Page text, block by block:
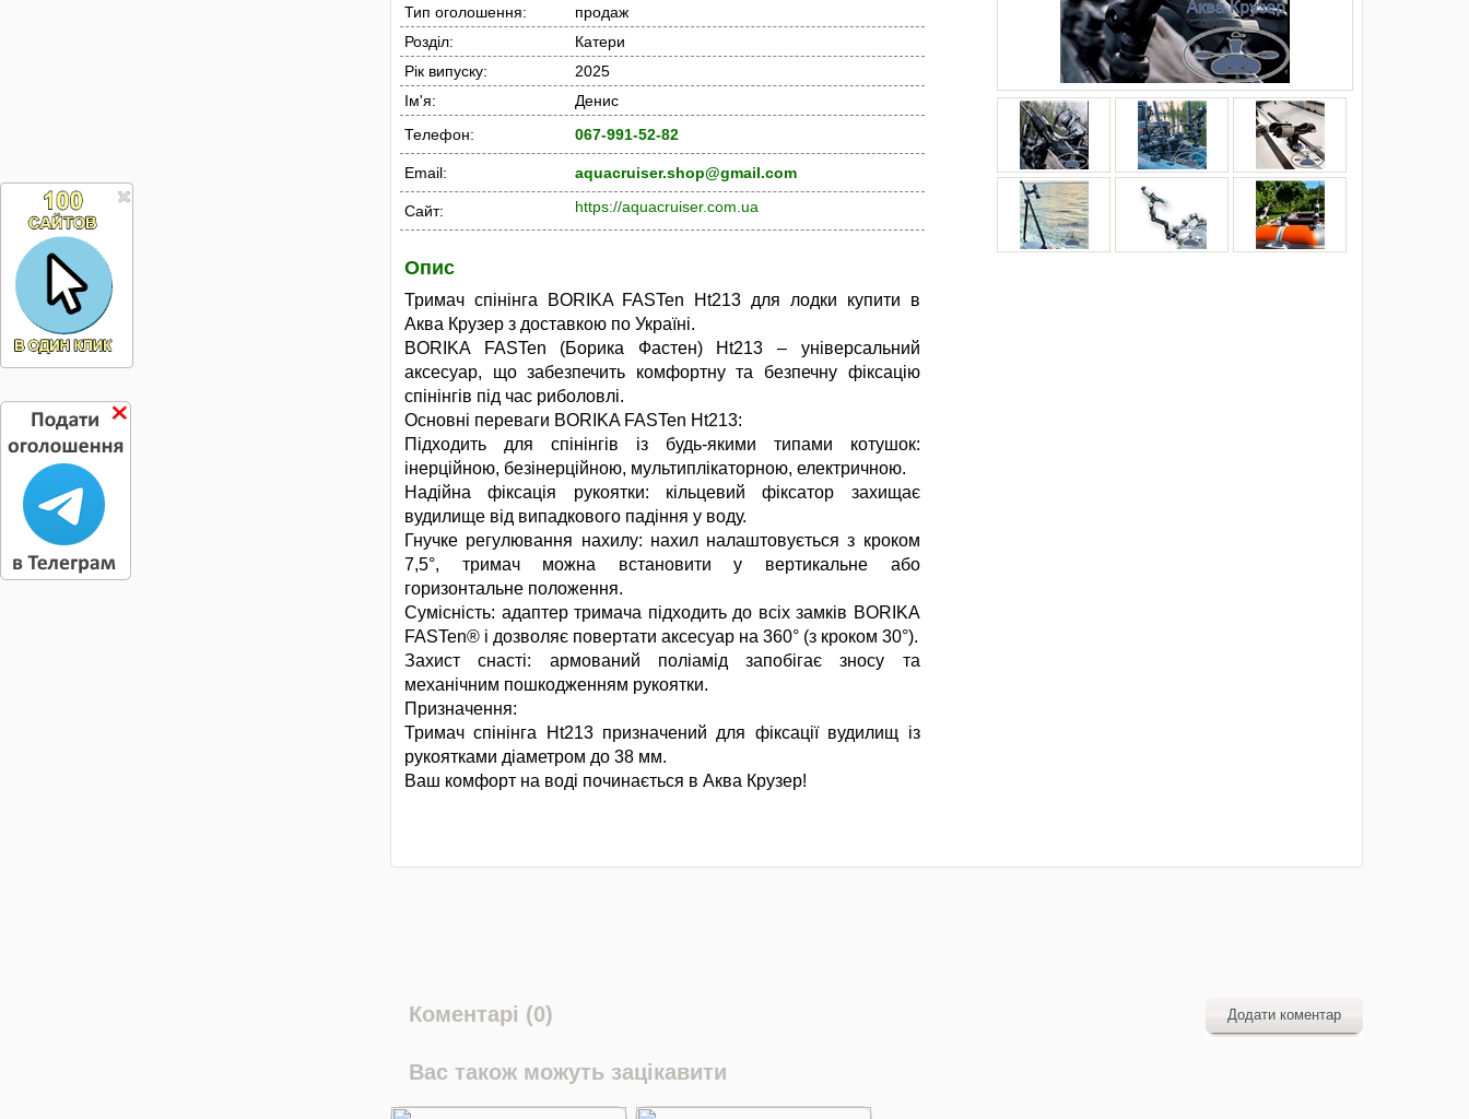
Тип оголошення:
продаж
Розділ:
Катери
Рік випуску:
2025
Ім'я:
Денис
Телефон:
067-991-52-82
Email: aquacruiser.shop@gmail.com
Сайт: https://aquacruiser.com.ua
Опис
Тримач спінінга BORIKA FASTen Ht213 для лодки купити в
Аква Крузер з доставкою по Україні.
BORIKA FASTen (Борика Фастен) Ht213 – універсальний
аксесуар, що забезпечить комфортну та безпечну фіксацію
спінінгів під час риболовлі.
Основні переваги BORIKA FASTen Ht213:
Підходить для спінінгів із будь-якими типами котушок:
інерційною, безінерційною, мультиплікаторною, електричною.
Надійна фіксація рукоятки: кільцевий фіксатор захищає
вудилище від випадкового падіння у воду.
Гнучке регулювання нахилу: нахил налаштовується з кроком
7,5°, тримач можна встановити у вертикальне або
горизонтальне положення.
Сумісність: адаптер тримача підходить до всіх замків BORIKA
FASTen® і дозволяє повертати аксесуар на 360° (з кроком 30°).
Захист снасті: армований поліамід запобігає зносу та
механічним пошкодженням рукоятки.
Призначення:
Тримач спінінга Ht213 призначений для фіксації вудилищ із
рукоятками діаметром до 38 мм.
Ваш комфорт на воді починається в Аква Крузер!
Коментарі (0) Додати коментар
Вас також можуть зацікавити